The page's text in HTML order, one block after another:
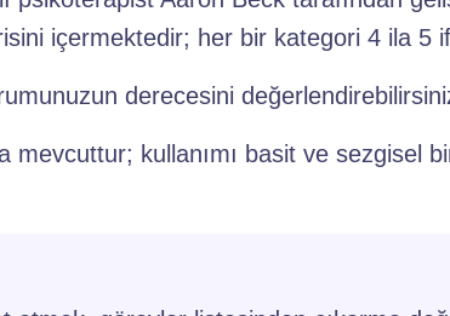
içermektedir; her bir kategori 4 ila 5
derecesini
mevcuttur; kullanımı basit ve sezgisel